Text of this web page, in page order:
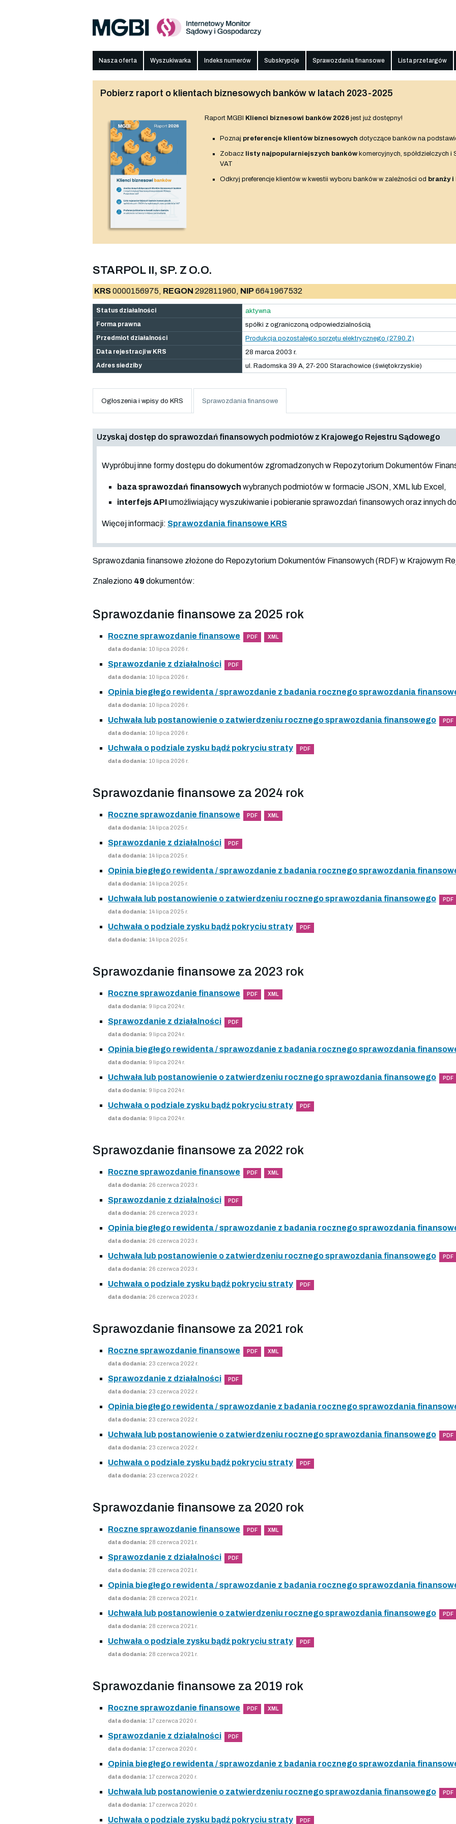
Nasza oferta Wyszukiwarka Indeks numerów Subskrypcje Sprawozdania finansowe Lista przetargów
Pobierz raport o klientach biznesowych banków w latach 2023-2025
Raport MGBI Klienci biznesowi banków 2026 jest już dostępny!
Poznaj preferencje klientów biznesowych dotyczące banków na
Zobacz listy najpopularniejszych bankówkomercyjnych, spółdzielczych i
VAT
Odkryj preferencje klientów w kwestii wyboru banków w zależności od branży
STARPOL II, SP. Z O.O.
KRS0000156975, REGON 292811960, NIP6641967532
Status działalności
aktywna
Forma prawna
spółki z ograniczoną odpowiedzialnością
Przedmiot działalności
Produkcja pozostałego sprzętu elektrycznego (27.90.Z)
Data rejestracji w KRS
28 marca 2003 r.
Adres siedziby
ul. Radomska 39 A, 27-200 Starachowice (świętokrzyskie)
Ogłoszenia i wpisy do KRS Sprawozdania finansowe
Uzyskaj dostęp do sprawozdań finansowych podmiotów z Krajowego Rejestru Sądowego
Wypróbuj inne formy dostępu do dokumentów zgromadzonych w Repozytorium Dokumentów
baza sprawozdań finansowych wybranych podmiotów w formacie JSON, XML lub Excel,
interfejs APIumożliwiający wyszukiwanie i pobieranie sprawozdań finansowych oraz innych
Więcej informacji: Sprawozdania finansowe KRS
Sprawozdania finansowe złożone do Repozytorium Dokumentów Finansowych (RDF) w Krajowym
Znaleziono 49 dokumentów:
Sprawozdanie finansowe za 2025 rok
Roczne sprawozdanie finansowe PDF XML
data dodania: 10 lipca 2026 r.
Sprawozdanie z działalności PDF
data dodania: 10 lipca 2026 r.
Opinia biegłego rewidenta / sprawozdanie z badania rocznego sprawozdania
data dodania: 10 lipca 2026 r.
Uchwała lub postanowienie o zatwierdzeniu rocznego sprawozdania finansowego PDF
data dodania: 10 lipca 2026 r.
Uchwała o podziale zysku bądź pokryciu straty PDF
data dodania: 10 lipca 2026 r.
Sprawozdanie finansowe za 2024 rok
Roczne sprawozdanie finansowe PDF XML
data dodania: 14 lipca 2025 r.
Sprawozdanie z działalności PDF
data dodania: 14 lipca 2025 r.
Opinia biegłego rewidenta / sprawozdanie z badania rocznego sprawozdania
data dodania: 14 lipca 2025 r.
Uchwała lub postanowienie o zatwierdzeniu rocznego sprawozdania finansowego PDF
data dodania: 14 lipca 2025 r.
Uchwała o podziale zysku bądź pokryciu straty PDF
data dodania: 14 lipca 2025 r.
Sprawozdanie finansowe za 2023 rok
Roczne sprawozdanie finansowe PDF XML
data dodania: 9 lipca 2024 r.
Sprawozdanie z działalności PDF
data dodania: 9 lipca 2024 r.
Opinia biegłego rewidenta / sprawozdanie z badania rocznego sprawozdania
data dodania: 9 lipca 2024 r.
Uchwała lub postanowienie o zatwierdzeniu rocznego sprawozdania finansowego PDF
data dodania: 9 lipca 2024 r.
Uchwała o podziale zysku bądź pokryciu straty PDF
data dodania: 9 lipca 2024 r.
Sprawozdanie finansowe za 2022 rok
Roczne sprawozdanie finansowe PDF XML
data dodania: 26 czerwca 2023 r.
Sprawozdanie z działalności PDF
data dodania: 26 czerwca 2023 r.
Opinia biegłego rewidenta / sprawozdanie z badania rocznego sprawozdania
data dodania: 26 czerwca 2023 r.
Uchwała lub postanowienie o zatwierdzeniu rocznego sprawozdania finansowego PDF
data dodania: 26 czerwca 2023 r.
Uchwała o podziale zysku bądź pokryciu straty PDF
data dodania: 26 czerwca 2023 r.
Sprawozdanie finansowe za 2021 rok
Roczne sprawozdanie finansowe PDF XML
data dodania: 23 czerwca 2022 r.
Sprawozdanie z działalności PDF
data dodania: 23 czerwca 2022 r.
Opinia biegłego rewidenta / sprawozdanie z badania rocznego sprawozdania
data dodania: 23 czerwca 2022 r.
Uchwała lub postanowienie o zatwierdzeniu rocznego sprawozdania finansowego PDF
data dodania: 23 czerwca 2022 r.
Uchwała o podziale zysku bądź pokryciu straty PDF
data dodania: 23 czerwca 2022 r.
Sprawozdanie finansowe za 2020 rok
Roczne sprawozdanie finansowe PDF XML
data dodania: 28 czerwca 2021 r.
Sprawozdanie z działalności PDF
data dodania: 28 czerwca 2021 r.
Opinia biegłego rewidenta / sprawozdanie z badania rocznego sprawozdania
data dodania: 28 czerwca 2021 r.
Uchwała lub postanowienie o zatwierdzeniu rocznego sprawozdania finansowego PDF
data dodania: 28 czerwca 2021 r.
Uchwała o podziale zysku bądź pokryciu straty PDF
data dodania: 28 czerwca 2021 r.
Sprawozdanie finansowe za 2019 rok
Roczne sprawozdanie finansowe PDF XML
data dodania: 17 czerwca 2020 r.
Sprawozdanie z działalności PDF
data dodania: 17 czerwca 2020 r.
Opinia biegłego rewidenta / sprawozdanie z badania rocznego sprawozdania
data dodania: 17 czerwca 2020 r.
Uchwała lub postanowienie o zatwierdzeniu rocznego sprawozdania finansowego PDF
data dodania: 17 czerwca 2020 r.
Uchwała o podziale zysku bądź pokryciu straty PDF